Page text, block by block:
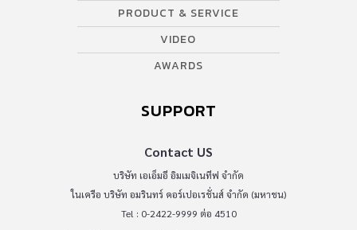
PRODUCT & SERVICE
VIDEO
AWARDS
SUPPORT
Contact US
บริษัท เอเอ็มอี อิมเมจิเนทีฟ จำกัด
ในเครือ บริษัท อมรินทร์ คอร์เปอเรชั่นส์ จำกัด (มหาชน)
Tel : 0-2422-9999 ต่อ 4510